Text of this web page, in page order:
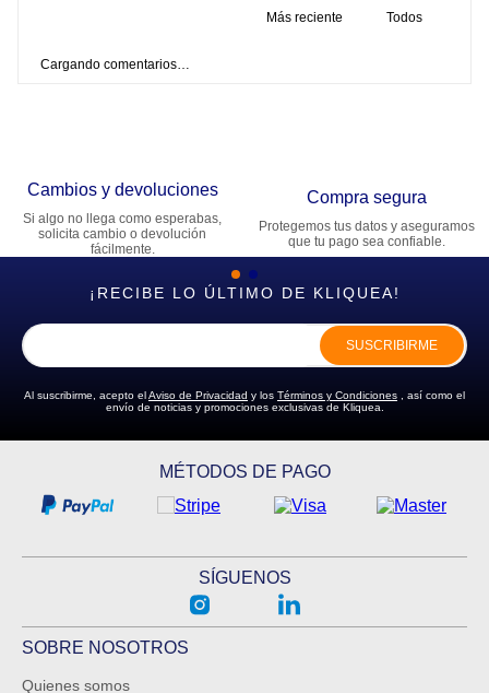
Más reciente Todos
Cargando comentarios…
Cambios y devoluciones
Si algo no llega como esperabas,
solicita cambio o devolución
fácilmente.
Compra segura
Protegemos tus datos y aseguramos
que tu pago sea confiable.
¡RECIBE LO ÚLTIMO DE KLIQUEA!
SUSCRIBIRME
Al suscribirme, acepto elAviso de Privacidad y los Términos y Condiciones , así como el
envío de noticias y promociones exclusivas de Kliquea.
MÉTODOS DE PAGO
SÍGUENOS
SOBRE NOSOTROS
Quienes somos